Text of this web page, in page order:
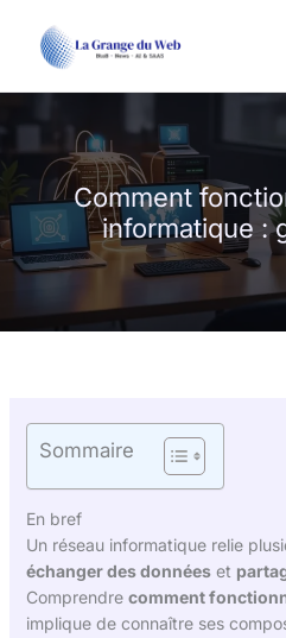
contenu
Comment
informatique :
Sommaire
En bref
Un réseau informatique relie
échanger des donnéeset
Comprendre comment
implique de connaître ses